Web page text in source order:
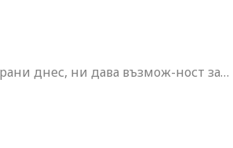
днес, ни дава възмож-ност за…